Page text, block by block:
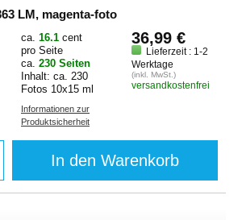
Druckerpatrone 363 LM, magenta-foto
ca. 16.1 cent
pro Seite
ca. 230 Seiten
Inhalt: ca. 230
Fotos 10x15 ml
Informationen zur
Produktsicherheit
36,99 €
Lieferzeit : 1-2
Werktage
(inkl. MwSt.)
versandkostenfrei
In den Warenkorb